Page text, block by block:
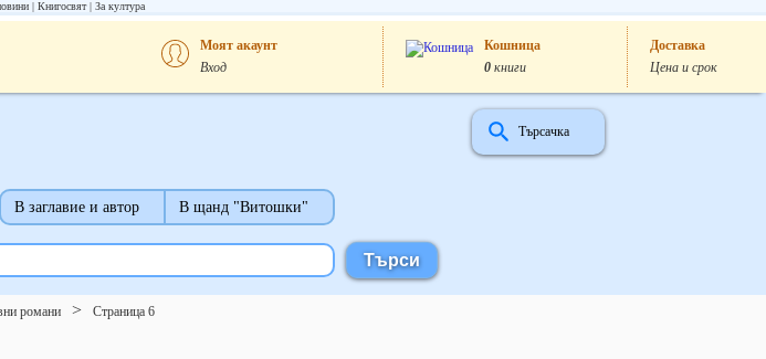
Книгосвят За култура
Моят акаунт
Вход
Кошница
0 книги
Доставка
Цена и срок
Търсачка
В заглавие и автор В щанд "Витошки"
романи Страница 6